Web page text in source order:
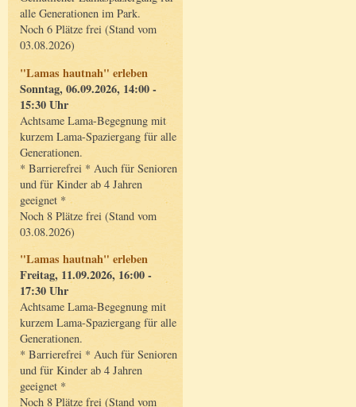
alle Generationen im Park.
Noch 6 Plätze frei (Stand vom
03.08.2026)
"Lamas hautnah" erleben
Sonntag, 06.09.2026, 14:00 -
15:30 Uhr
Achtsame Lama-Begegnung mit
kurzem Lama-Spaziergang für alle
Generationen.
* Barrierefrei * Auch für Senioren
und für Kinder ab 4 Jahren
geeignet *
Noch 8 Plätze frei (Stand vom
03.08.2026)
"Lamas hautnah" erleben
Freitag, 11.09.2026, 16:00 -
17:30 Uhr
Achtsame Lama-Begegnung mit
kurzem Lama-Spaziergang für alle
Generationen.
* Barrierefrei * Auch für Senioren
und für Kinder ab 4 Jahren
geeignet *
Noch 8 Plätze frei (Stand vom